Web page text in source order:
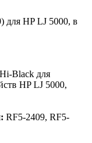
для HP LJ 5000, в
Black для
HP LJ 5000,
RF5-2409, RF5-